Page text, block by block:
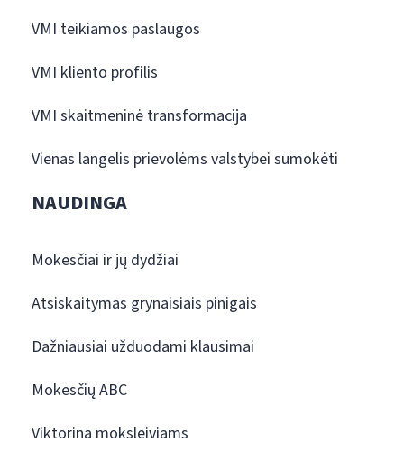
VMI teikiamos paslaugos
VMI kliento profilis
VMI skaitmeninė transformacija
Vienas langelis prievolėms valstybei sumokėti
NAUDINGA
Mokesčiai ir jų dydžiai
Atsiskaitymas grynaisiais pinigais
Dažniausiai užduodami klausimai
Mokesčių ABC
Viktorina moksleiviams